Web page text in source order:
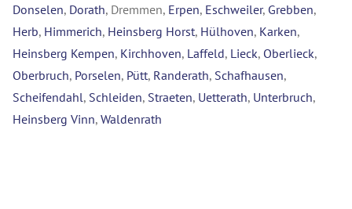
Donselen, Dorath, Dremmen, Erpen, Eschweiler, Grebben,
Herb, Himmerich, Heinsberg Horst, Hülhoven, Karken,
Heinsberg Kempen, Kirchhoven, Laffeld, Lieck, Oberlieck,
Oberbruch, Porselen, Pütt, Randerath, Schafhausen,
Scheifendahl, Schleiden, Straeten, Uetterath, Unterbruch,
Heinsberg Vinn, Waldenrath